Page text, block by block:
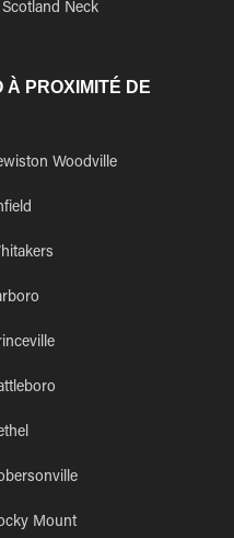
Neck
À PROXIMITÉ DE
Woodville
Mount